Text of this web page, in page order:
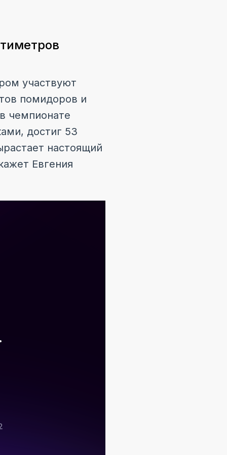
участвуют
помидоров и
чемпионате
достиг 53
настоящий
Евгения